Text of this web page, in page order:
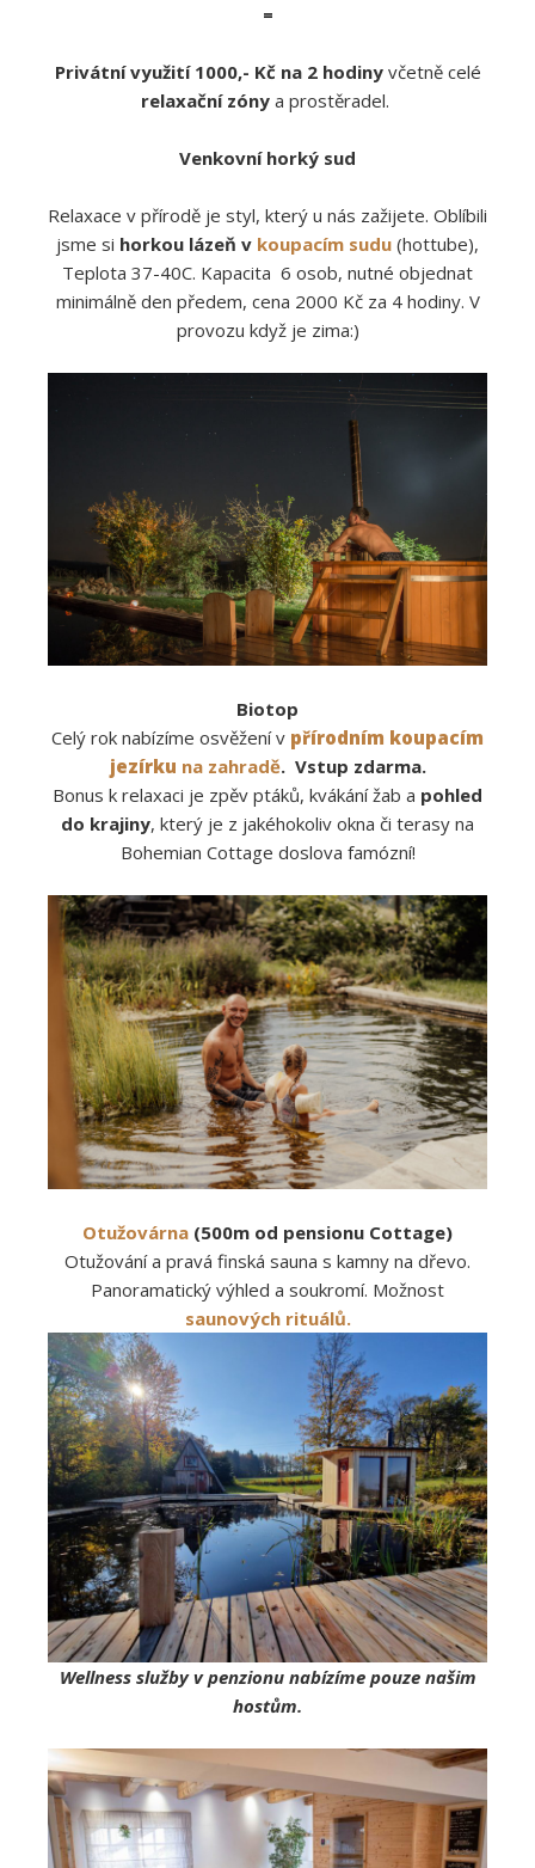
=
Privátní využití 1000,- Kč na 2 hodinyvčetně celé
relaxační zóny a prostěradel.
Venkovní horký sud
Relaxace v přírodě je styl, který u nás zažijete. Oblíbili
jsme si horkou lázeň v koupacím sudu (hottube),
Teplota 37-40C. Kapacita 6 osob, nutné objednat
minimálně den předem, cena 2000 Kč za 4 hodiny. V
provozu když je zima:)
Biotop
Celý rok nabízíme osvěžení v přírodním koupacím
jezírku na zahradě. Vstup zdarma.
Bonus k relaxaci je zpěv ptáků, kvákání žab a pohled
do krajiny, který je z jakéhokoliv okna či terasy na
Bohemian Cottage doslova famózní!
Otužovárna (500m od pensionu Cottage)
Otužování a pravá finská sauna s kamny na dřevo.
Panoramatický výhled a soukromí. Možnost
saunových rituálů.
Wellness služby v penzionu nabízíme pouze našim
hostům.